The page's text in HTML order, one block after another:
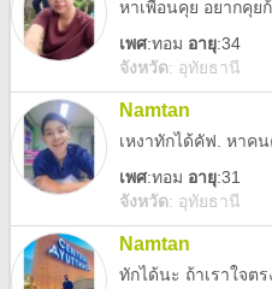
หาเพื่อนคุย อยากคุย
เพศ:ทอม อายุ:34
จังหวัด: อุทัยธานี
Namtan
เหงาทักได้คัฟ. หาค
เพศ:ทอม อายุ:31
จังหวัด: อุทัยธานี
Namtan
ทักได้นะ ถ้าเราใจต